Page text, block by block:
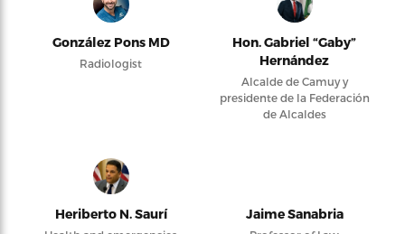
González Pons MD
Radiologist
Hon. Gabriel “Gaby”
Hernández
Alcalde de Camuy y
presidente de la Federación
de Alcaldes
Heriberto N. Saurí Jaime Sanabria